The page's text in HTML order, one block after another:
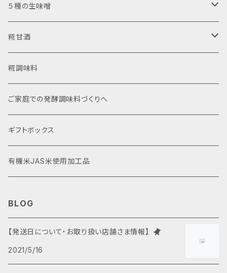
５種の生味噌
お試しアソート
使いやすいカップ入り
自宅で詰め替え袋入り
糀甘酒
濃縮タイプ
ストレートタイプ
糀調味料
ご家庭での発酵調味料づくりへ
ギフトボックス
有機米JAS米使用加工品
BLOG
【発送日について・お取り扱い店舗さま情報】
2021/5/16